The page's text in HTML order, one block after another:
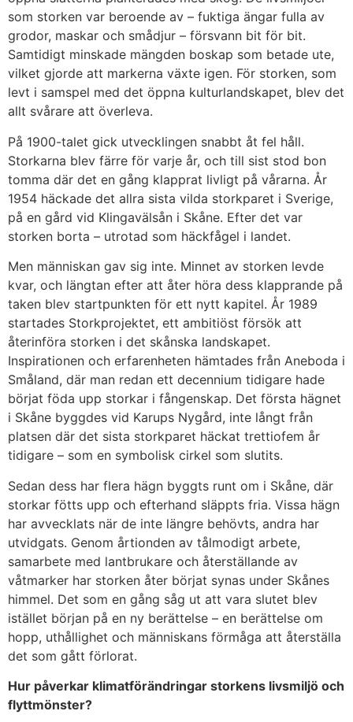
som storken var beroende av – fuktiga ängar fulla av
grodor, maskar och smådjur – försvann bit för bit.
Samtidigt minskade mängden boskap som betade ute,
vilket gjorde att markerna växte igen. För storken, som
levt i samspel med det öppna kulturlandskapet, blev det
allt svårare att överleva.
På 1900-talet gick utvecklingen snabbt åt fel håll.
Storkarna blev färre för varje år, och till sist stod bon
tomma där det en gång klapprat livligt på vårarna. År
1954 häckade det allra sista vilda storkparet i Sverige,
på en gård vid Klingavälsån i Skåne. Efter det var
storken borta – utrotad som häckfågel i landet.
Men människan gav sig inte. Minnet av storken levde
kvar, och längtan efter att åter höra dess klapprande på
taken blev startpunkten för ett nytt kapitel. År 1989
startades Storkprojektet, ett ambitiöst försök att
återinföra storken i det skånska landskapet.
Inspirationen och erfarenheten hämtades från Aneboda i
Småland, där man redan ett decennium tidigare hade
börjat föda upp storkar i fångenskap. Det första hägnet
i Skåne byggdes vid Karups Nygård, inte långt från
platsen där det sista storkparet häckat trettiofem år
tidigare – som en symbolisk cirkel som slutits.
Sedan dess har flera hägn byggts runt om i Skåne, där
storkar fötts upp och efterhand släppts fria. Vissa hägn
har avvecklats när de inte längre behövts, andra har
utvidgats. Genom årtionden av tålmodigt arbete,
samarbete med lantbrukare och återställande av
våtmarker har storken åter börjat synas under Skånes
himmel. Det som en gång såg ut att vara slutet blev
istället början på en ny berättelse – en berättelse om
hopp, uthållighet och människans förmåga att återställa
det som gått förlorat.
Hur påverkar klimatförändringar storkens livsmiljö och
flyttmönster?